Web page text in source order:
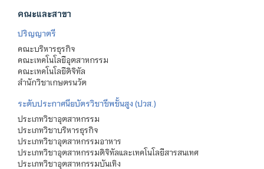
คณะและสาขา
ปริญญาตรี
คณะบริหารธุรกิจ
คณะเทคโนโลยีอุตสาหกรรม
คณะเทคโนโลยีดิจิทัล
สำนักวิชาเกษตรนวัต
ระดับประกาศนียบัตรวิชาชีพชั้นสูง (ปวส.)
ประเภทวิชาอุตสาหกรรม
ประเภทวิชาบริหารธุรกิจ
ประเภทวิชาอุตสาหกรรมอาหาร
ประเภทวิชาอุตสาหกรรมดิจิทัลและเทคโนโลยีสารสนเทศ
ประเภทวิชาอุตสาหกรรมบันเทิง